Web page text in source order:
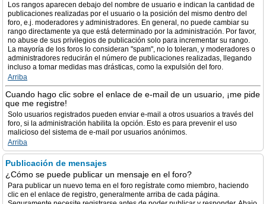
Los rangos aparecen debajo del nombre de usuario e indican la cantidad de
publicaciones realizadas por el usuario o la posición del mismo dentro del
foro, e.j. moderadores y administradores. En general, no puede cambiar su
rango directamente ya que está determinado por la administración. Por favor,
no abuse de sus privilegios de publicación solo para incrementar su rango.
La mayoría de los foros lo consideran "spam", no lo toleran, y moderadores o
administradores reducirán el número de publicaciones realizadas, llegando
incluso a tomar medidas mas drásticas, como la expulsión del foro.
Arriba
Cuando hago clic sobre el enlace de e-mail de un usuario, ¡me pide
que me registre!
Solo usuarios registrados pueden enviar e-mail a otros usuarios a través del
foro, si la administración habilita la opción. Esto es para prevenir el uso
malicioso del sistema de e-mail por usuarios anónimos.
Arriba
Publicación de mensajes
¿Cómo se puede publicar un mensaje en el foro?
Para publicar un nuevo tema en el foro regístrate como miembro, haciendo
clic en el enlace de registro, generalmente arriba de cada página.